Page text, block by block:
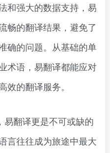
和强大的数据支持，易
畅的翻译结果，避免了
确的问题。从基础的单
术语，易翻译都能应对
效的翻译服务。
易翻译更是不可或缺的
言往往成为旅途中最大